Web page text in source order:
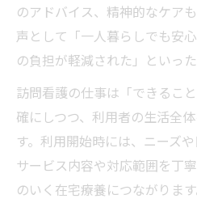
のアドバイス、精神的なケア
声として「一人暮らしでも安
の負担が軽減された」といっ
訪問看護の仕事は「できるこ
確にしつつ、利用者の生活全
す。利用開始時には、ニーズ
サービス内容や対応範囲を丁
のいく在宅療養につながります